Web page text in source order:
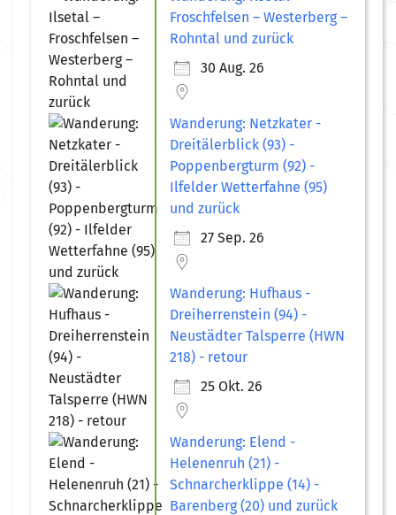
Froschfelsen – Westerberg –
Rohntal und zurück
30 Aug. 26
Wanderung: Netzkater -
Dreitälerblick (93) -
Poppenbergturm (92) -
Ilfelder Wetterfahne (95)
und zurück
27 Sep. 26
Wanderung: Hufhaus -
Dreiherrenstein (94) -
Neustädter Talsperre (HWN
218) - retour
25 Okt. 26
Wanderung: Elend -
Helenenruh (21) -
Schnarcherklippe (14) -
Barenberg (20) und zurück